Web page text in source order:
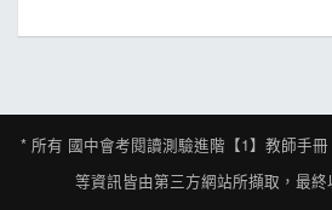
* 所有 國中會考閱讀測驗進階【1】教師手冊
等資訊皆由第三方網站所擷取，最